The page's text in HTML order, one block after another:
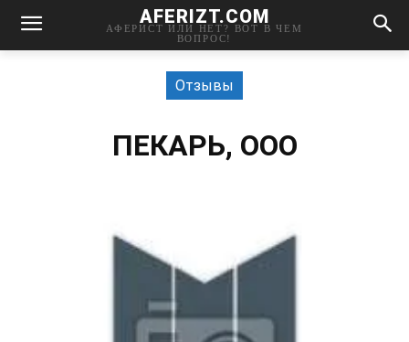
AFERIZT.COM
АФЕРИСТ ИЛИ НЕТ? ВОТ В ЧЕМ
ВОПРОС!
Отзывы
ПЕКАРЬ, ООО